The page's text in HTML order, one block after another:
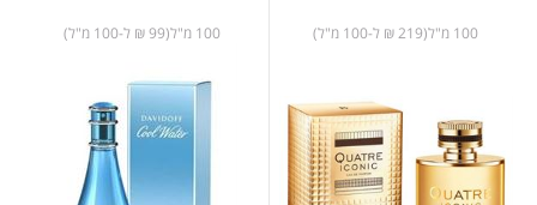
100 מ"ל(219 ₪ ל-100 מ"ל) 100 מ"ל(99 ₪ ל-100 מ"ל)